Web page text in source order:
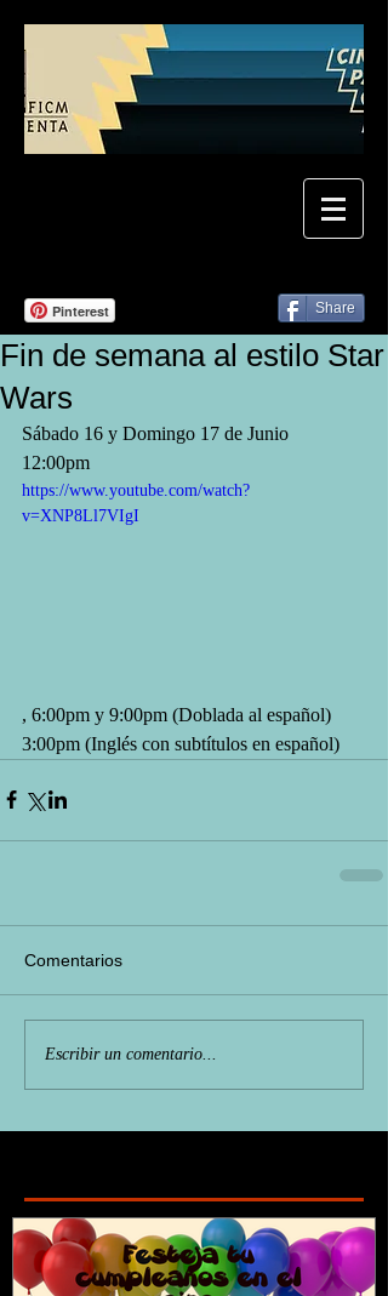
Pinterest Share
Fin de semana al estilo Star
Wars
Sábado 16 y Domingo 17 de Junio
12:00pm
https://www.youtube.com/watch?
v=XNP8Ll7VIgI
, 6:00pm y 9:00pm (Doblada al español)
3:00pm (Inglés con subtítulos en español)
Comentarios
Escribir un comentario...